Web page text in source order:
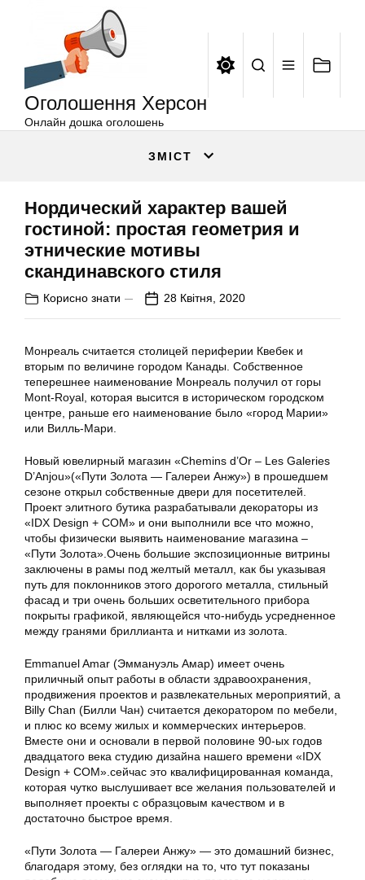
Оголошення Херсон
Онлайн дошка оголошень
ЗМІСТ
Нордический характер вашей
гостиной: простая геометрия и
этнические мотивы
скандинавского стиля
Корисно знати 28 Квітня, 2020
Монреаль считается столицей периферии Квебек и
вторым по величине городом Канады. Собственное
теперешнее наименование Монреаль получил от горы
Mont-Royal, которая высится в историческом городском
центре, раньше его наименование было «город Марии»
или Вилль-Мари.
Новый ювелирный магазин «Chemins d’Or – Les Galeries
D’Anjou»(«Пути Золота — Галереи Анжу») в прошедшем
сезоне открыл собственные двери для посетителей.
Проект элитного бутика разрабатывали декораторы из
«IDX Design + COM» и они выполнили все что можно,
чтобы физически выявить наименование магазина –
«Пути Золота».Очень большие экспозиционные витрины
заключены в рамы под желтый металл, как бы указывая
путь для поклонников этого дорогого металла, стильный
фасад и три очень больших осветительного прибора
покрыты графикой, являющейся что-нибудь усредненное
между гранями бриллианта и нитками из золота.
Emmanuel Amar (Эммануэль Амар) имеет очень
приличный опыт работы в области здравоохранения,
продвижения проектов и развлекательных мероприятий, а
Billy Chan (Билли Чан) считается декоратором по мебели,
и плюс ко всему жилых и коммерческих интерьеров.
Вместе они и основали в первой половине 90-ых годов
двадцатого века студию дизайна нашего времени «IDX
Design + COM».сейчас это квалифицированная команда,
которая чутко выслушивает все желания пользователей и
выполняет проекты с образцовым качеством и в
достаточно быстрое время.
«Пути Золота — Галереи Анжу» — это домашний бизнес,
благодаря этому, без оглядки на то, что тут показаны